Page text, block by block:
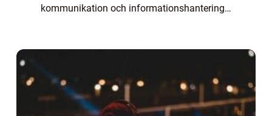
kommunikation och informationshantering